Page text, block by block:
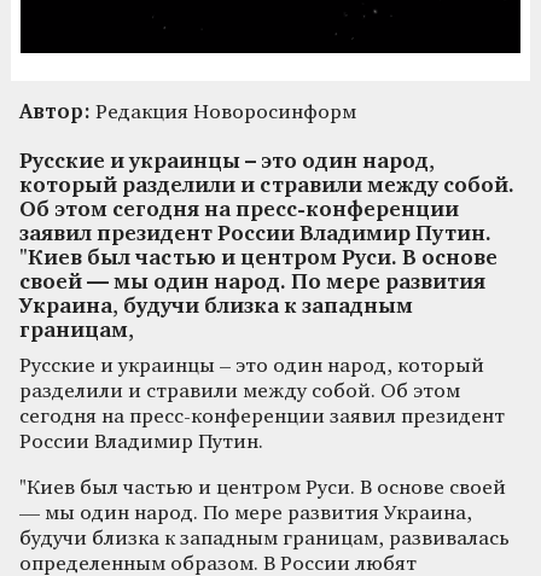
Автор: Редакция Новоросинформ
Русские и украинцы – это один народ,
который разделили и стравили между собой.
Об этом сегодня на пресс-конференции
заявил президент России Владимир Путин.
"Киев был частью и центром Руси. В основе
своей — мы один народ. По мере развития
Украина, будучи близка к западным
границам,
Русские и украинцы – это один народ, который
разделили и стравили между собой. Об этом
сегодня на пресс-конференции заявил президент
России Владимир Путин.
"Киев был частью и центром Руси. В основе своей
— мы один народ. По мере развития Украина,
будучи близка к западным границам, развивалась
определенным образом. В России любят